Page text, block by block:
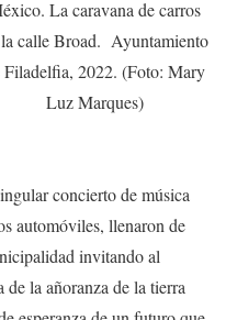
La caravana de carros
calle Broad. Ayuntamiento
Filadelfia, 2022. (Foto: Mary
Luz Marques)
concierto de música
automóviles, llenaron de
invitando al
la añoranza de la tierra